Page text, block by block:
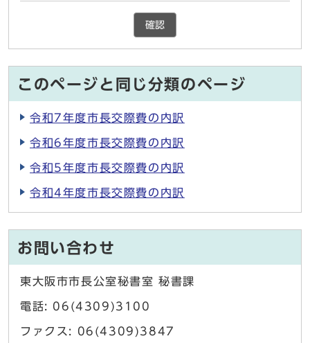
確認
このページと同じ分類のページ
令和7年度市長交際費の内訳
令和6年度市長交際費の内訳
令和5年度市長交際費の内訳
令和4年度市長交際費の内訳
お問い合わせ
東大阪市市長公室秘書室 秘書課
電話: 06(4309)3100
ファクス: 06(4309)3847